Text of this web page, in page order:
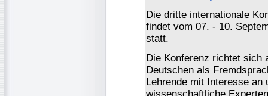
Die dritte internationale
findet vom 07. - 10.
statt.
Die Konferenz richtet sich
Deutschen als
Lehrende mit Interesse an
wissenschaftliche